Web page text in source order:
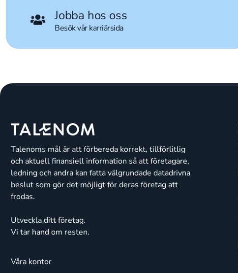
Jobba hos oss
Besök vår karriärsida
Talenoms mål är att förbereda korrekt, tillförlitlig
och aktuell finansiell information så att företagare,
ledning och andra kan fatta välgrundade datadrivna
beslut som gör det möjligt för deras företag att
frodas.
Utveckla ditt företag.
Vi tar hand om resten.
Våra kontor